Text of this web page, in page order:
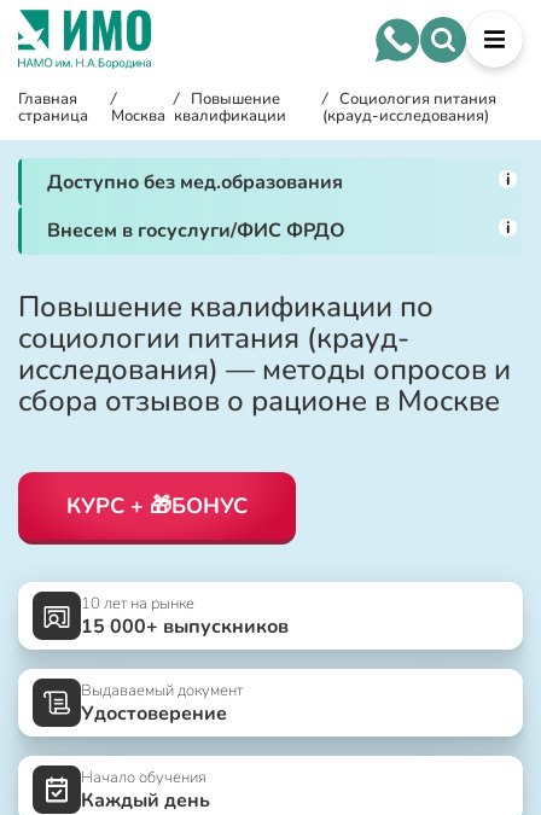
Главная
страница
/
Москва
/ Повышение
квалификации
/ Социология питания
(крауд-исследования)
Доступно без мед.образования i
Внесем в госуслуги/ФИС ФРДО i
Повышение квалификации по
социологии питания (крауд-
исследования) — методы опросов и
сбора отзывов о рационе в Москве
КУРС + 🎁БОНУС
10 лет на рынке
15 000+ выпускников
Выдаваемый документ
Удостоверение
Начало обучения
Каждый день